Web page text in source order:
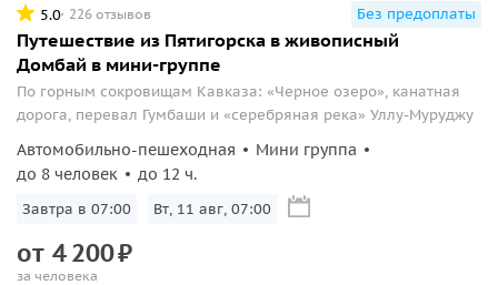
5.0 226 отзывов Без предоплаты
Путешествие из Пятигорска в живописный
Домбай в мини-группе
По горным сокровищам Кавказа: «Черное озеро», канатная
дорога, перевал Гумбаши и «серебряная река» Уллу-Муруджу
Автомобильно-пешеходная
Мини группа
до 8 человек
до 12 ч.
Завтра в 07:00 Вт, 11 авг, 07:00
от 4200₽
за человека